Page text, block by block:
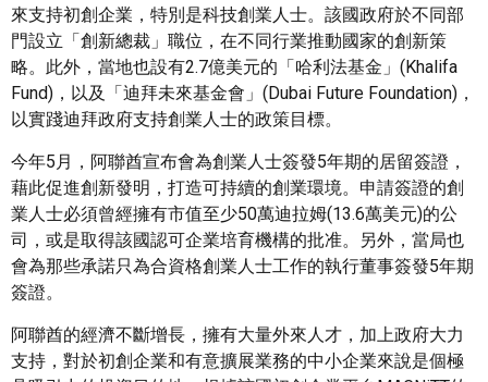
來支持初創企業，特別是科技創業人士。該國政府於不同部
門設立「創新總裁」職位，在不同行業推動國家的創新策
略。此外，當地也設有2.7億美元的「哈利法基金」(Khalifa
Fund)，以及「迪拜未來基金會」(Dubai Future Foundation)，
以實踐迪拜政府支持創業人士的政策目標。
今年5月，阿聯酋宣布會為創業人士簽發5年期的居留簽證，
藉此促進創新發明，打造可持續的創業環境。申請簽證的創
業人士必須曾經擁有市值至少50萬迪拉姆(13.6萬美元)的公
司，或是取得該國認可企業培育機構的批准。另外，當局也
會為那些承諾只為合資格創業人士工作的執行董事簽發5年期
簽證。
阿聯酋的經濟不斷增長，擁有大量外來人才，加上政府大力
支持，對於初創企業和有意擴展業務的中小企業來說是個極